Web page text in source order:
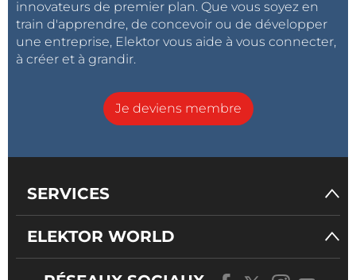
innovateurs de premier plan. Que vous soyez en
train d'apprendre, de concevoir ou de développer
une entreprise, Elektor vous aide à vous connecter,
à créer et à grandir.
Je deviens membre
SERVICES
ELEKTOR WORLD